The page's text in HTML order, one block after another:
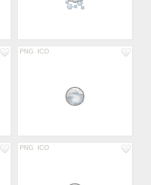
PNG ICO
PNG ICO